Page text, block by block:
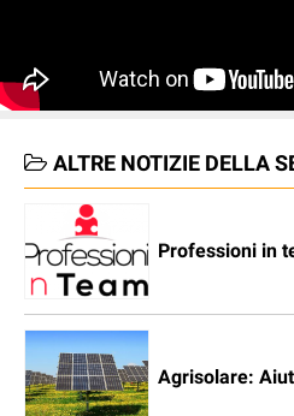
ALTRE NOTIZIE DELLA
Professioni in
Agrisolare: